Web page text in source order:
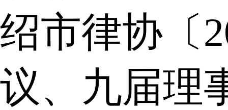
绍市律协〔
议、九届理